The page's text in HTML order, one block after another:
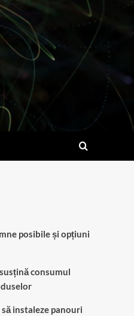
posibile și opțiuni
consumul
instaleze panouri